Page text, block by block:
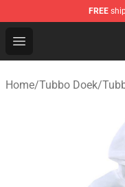
FREE
Open menu
Tubbo Store -
Home/Tubbo Doek/